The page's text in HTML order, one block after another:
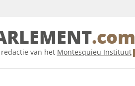
.com
van het Montesquieu Instituut